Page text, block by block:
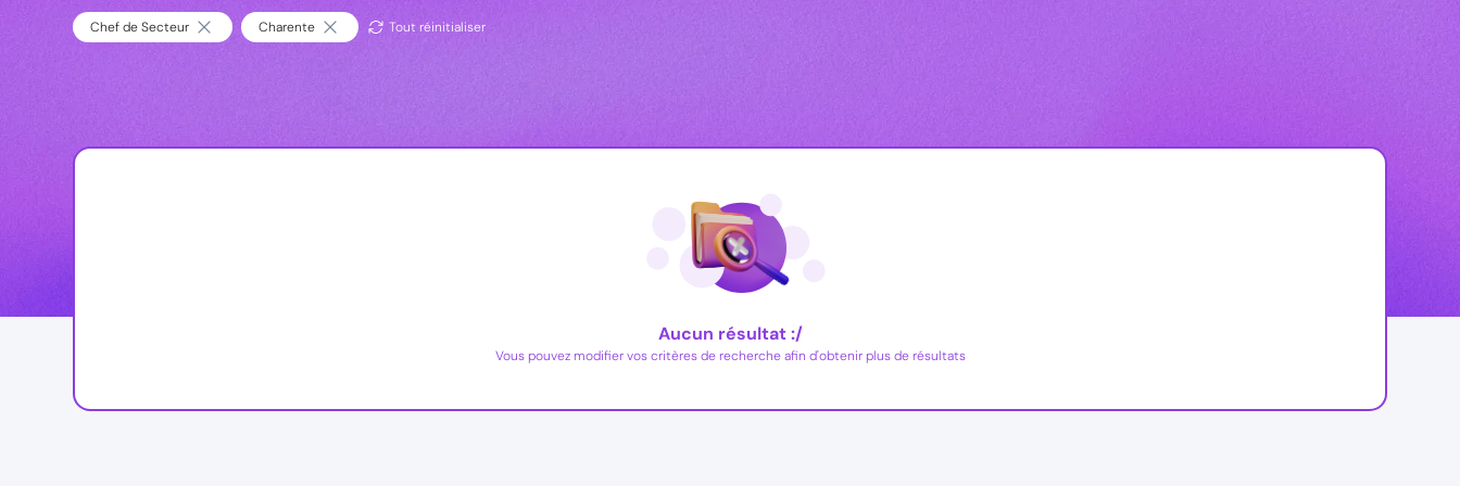
Chef de Secteur Charente Tout réinitialiser
Aucun résultat :/
Vous pouvez modifier vos critères de recherche afin d'obtenir plus de résultats